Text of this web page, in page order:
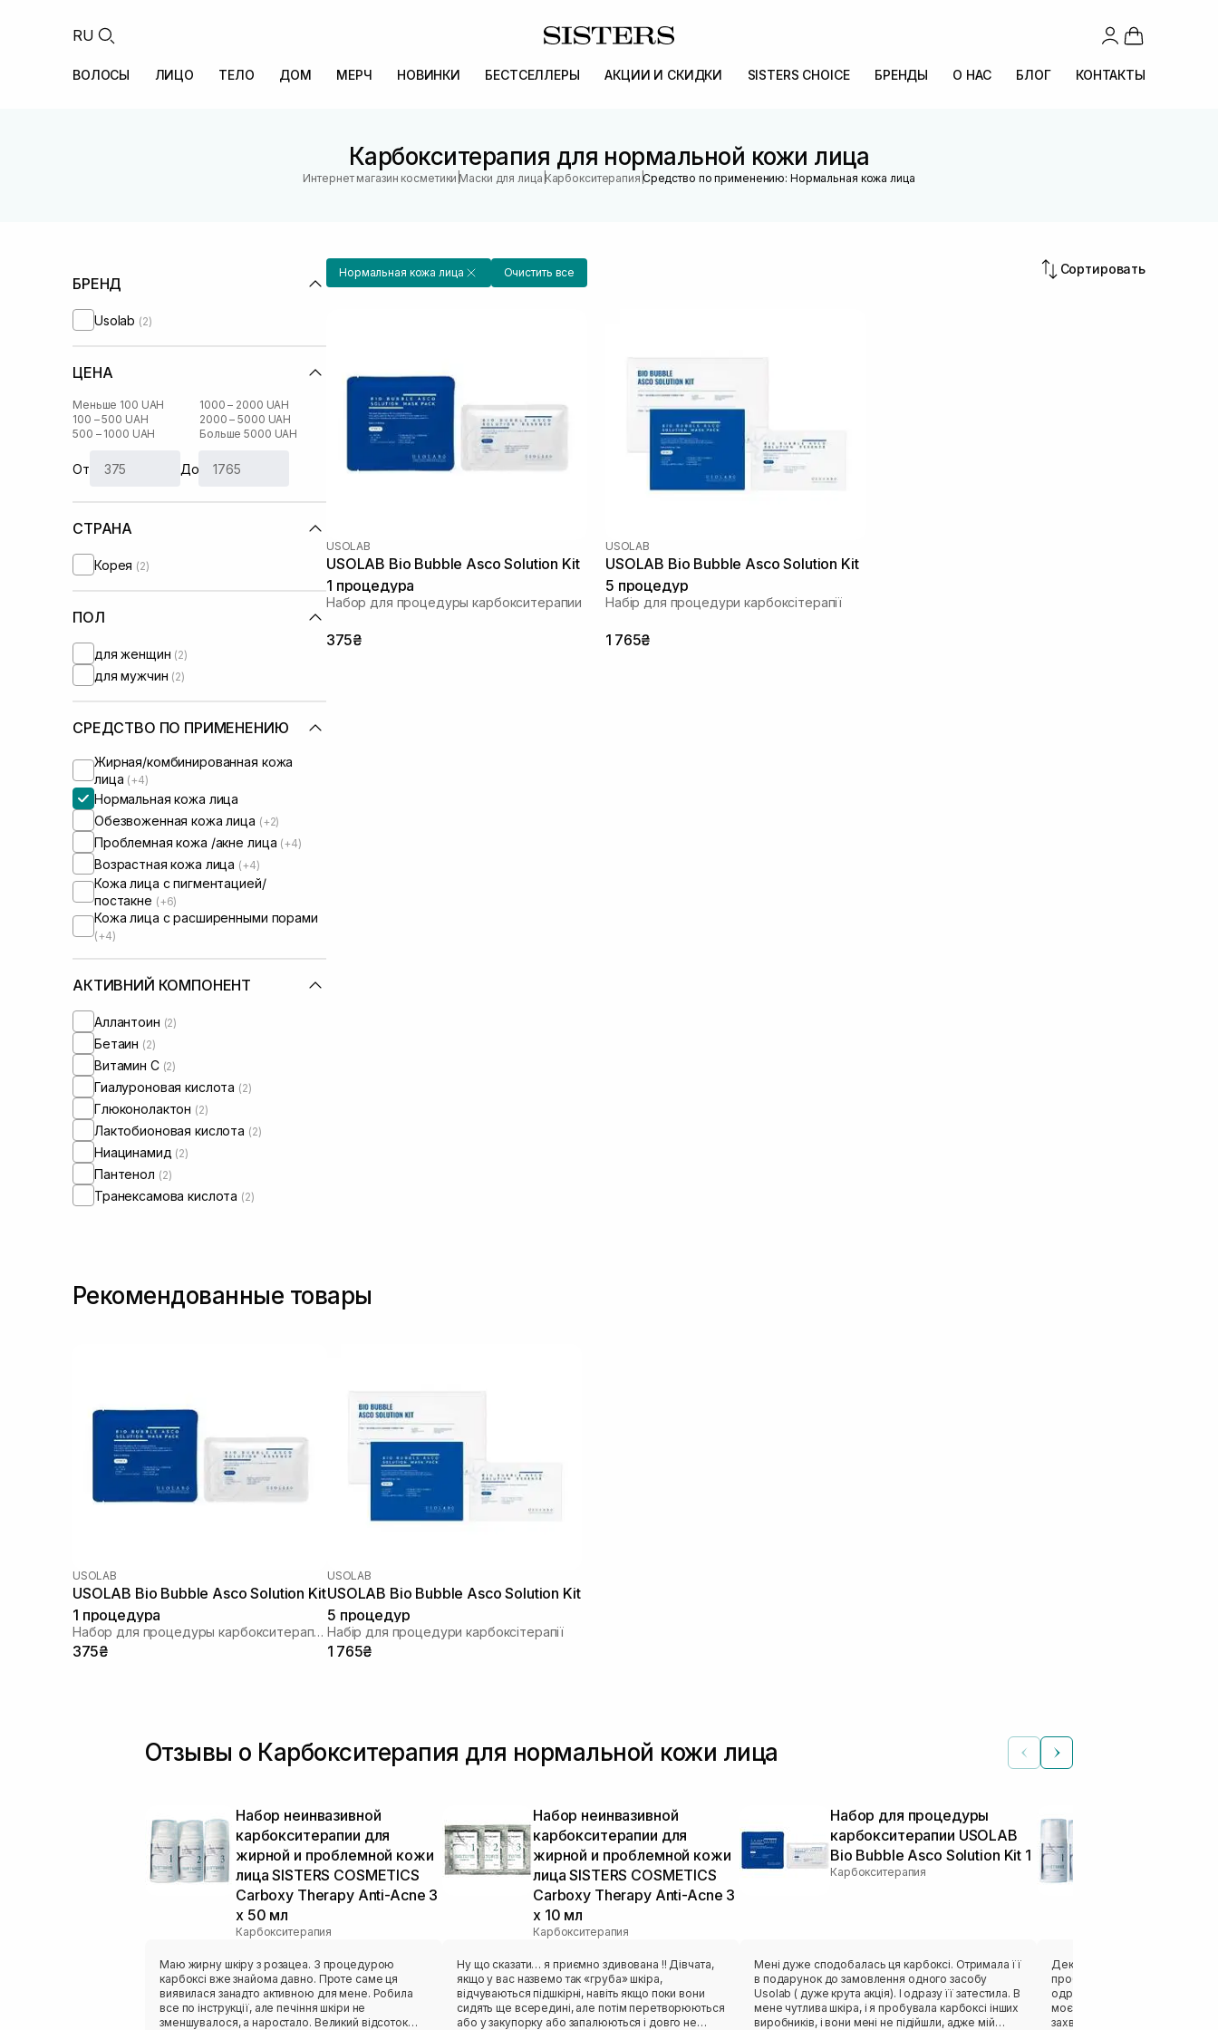
RU
ВОЛОСЫ ЛИЦО ТЕЛО ДОМ МЕРЧ НОВИНКИ БЕСТСЕЛЛЕРЫ АКЦИИ И СКИДКИ SISTERS CHOICE БРЕНДЫ О НАС БЛОГ КОНТАКТЫ
Карбокситерапия для нормальной кожи лица
Интернет магазин косметики |Маски для лица |Карбокситерапия |Средство по применению: Нормальная кожа лица
БРЕНД
Usolab (2)
ЦЕНА
Меньше 100 UAH
100 – 500 UAH
500 – 1000 UAH
1000 – 2000 UAH
2000 – 5000 UAH
Больше 5000 UAH
От До
СТРАНА
Корея (2)
ПОЛ
для женщин (2)
для мужчин (2)
СРЕДСТВО ПО ПРИМЕНЕНИЮ
Жирная/комбинированная кожа
лица (+4)
Нормальная кожа лица
Обезвоженная кожа лица (+2)
Проблемная кожа /акне лица (+4)
Возрастная кожа лица (+4)
Кожа лица с пигментацией/
постакне (+6)
Кожа лица с расширенными порами
(+4)
АКТИВНИЙ КОМПОНЕНТ
Аллантоин (2)
Бетаин (2)
Витамин C (2)
Гиалуроновая кислота (2)
Глюконолактон (2)
Лактобионовая кислота (2)
Ниацинамид (2)
Пантенол (2)
Транексамова кислота (2)
Нормальная кожа лица Очистить все Сортировать
USOLAB
USOLAB Bio Bubble Asco Solution Kit
1 процедура
Набор для процедуры карбокситерапии
375₴
USOLAB
USOLAB Bio Bubble Asco Solution Kit
5 процедур
Набір для процедури карбоксітерапії
1 765₴
Рекомендованные товары
USOLAB
USOLAB Bio Bubble Asco Solution Kit
1 процедура
Набор для процедуры карбокситерапии
375₴
USOLAB
USOLAB Bio Bubble Asco Solution Kit
5 процедур
Набір для процедури карбоксітерапії
1 765₴
Отзывы о Карбокситерапия для нормальной кожи лица
Набор неинвазивной
карбокситерапии для
жирной и проблемной кожи
лица SISTERS COSMETICS
Carboxy Therapy Anti-Acne 3
х 50 мл
Карбокситерапия
Маю жирну шкіру з розацеа. З процедурою
карбоксі вже знайома давно. Проте саме ця
виявилася занадто активною для мене. Робила
все по інструкції, але печіння шкіри не
зменшувалося, а наростало. Великий відсоток
Набор неинвазивной
карбокситерапии для
жирной и проблемной кожи
лица SISTERS COSMETICS
Carboxy Therapy Anti-Acne 3
х 10 мл
Карбокситерапия
Ну що сказати… я приємно здивована !! Дівчата,
якщо у вас назвемо так «груба» шкіра,
відчуваються підшкірні, навіть якщо поки вони
сидять ще всередині, але потім перетворюються
або у закупорку або запалюються і довго не
Набор для процедуры
карбокситерапии USOLAB
Bio Bubble Asco Solution Kit 1
Карбокситерапия
Мені дуже сподобалась ця карбоксі. Отримала її
в подарунок до замовлення одного засобу
Usolab ( дуже крута акція). І одразу її затестила. В
мене чутлива шкіра, і я пробувала карбоксі інших
виробників, і вони мені не підійшли, адже мій
Декілька разів купувала
проблемної шкіри, але коли
одразу взяла
моєї комбінованої шкіри це
захваті від того, наскільки